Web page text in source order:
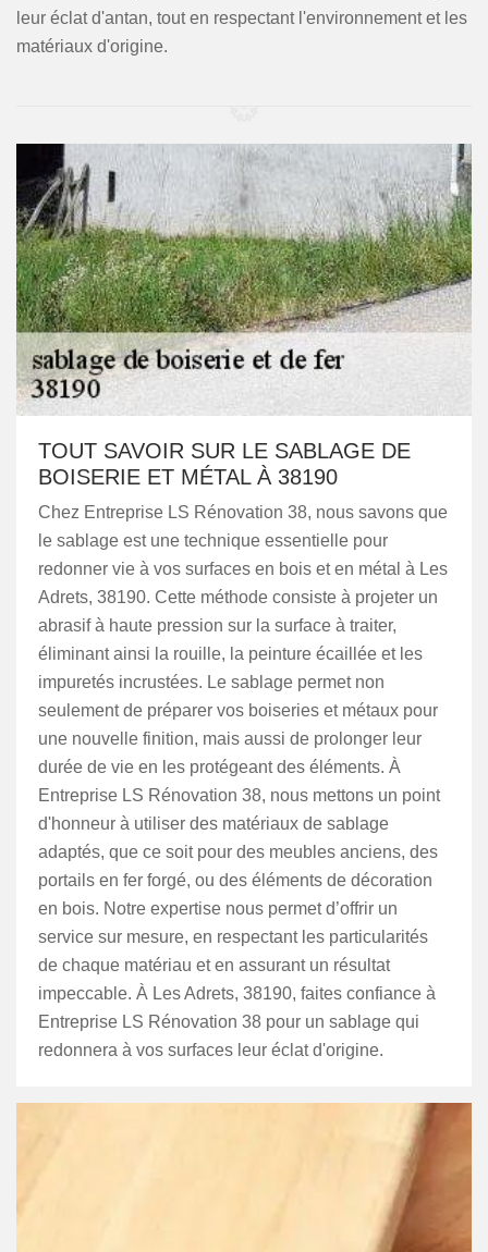
leur éclat d'antan, tout en respectant l'environnement et les
matériaux d'origine.
TOUT SAVOIR SUR LE SABLAGE DE
BOISERIE ET MÉTAL À 38190
Chez Entreprise LS Rénovation 38, nous savons que
le sablage est une technique essentielle pour
redonner vie à vos surfaces en bois et en métal à Les
Adrets, 38190. Cette méthode consiste à projeter un
abrasif à haute pression sur la surface à traiter,
éliminant ainsi la rouille, la peinture écaillée et les
impuretés incrustées. Le sablage permet non
seulement de préparer vos boiseries et métaux pour
une nouvelle finition, mais aussi de prolonger leur
durée de vie en les protégeant des éléments. À
Entreprise LS Rénovation 38, nous mettons un point
d'honneur à utiliser des matériaux de sablage
adaptés, que ce soit pour des meubles anciens, des
portails en fer forgé, ou des éléments de décoration
en bois. Notre expertise nous permet d’offrir un
service sur mesure, en respectant les particularités
de chaque matériau et en assurant un résultat
impeccable. À Les Adrets, 38190, faites confiance à
Entreprise LS Rénovation 38 pour un sablage qui
redonnera à vos surfaces leur éclat d'origine.